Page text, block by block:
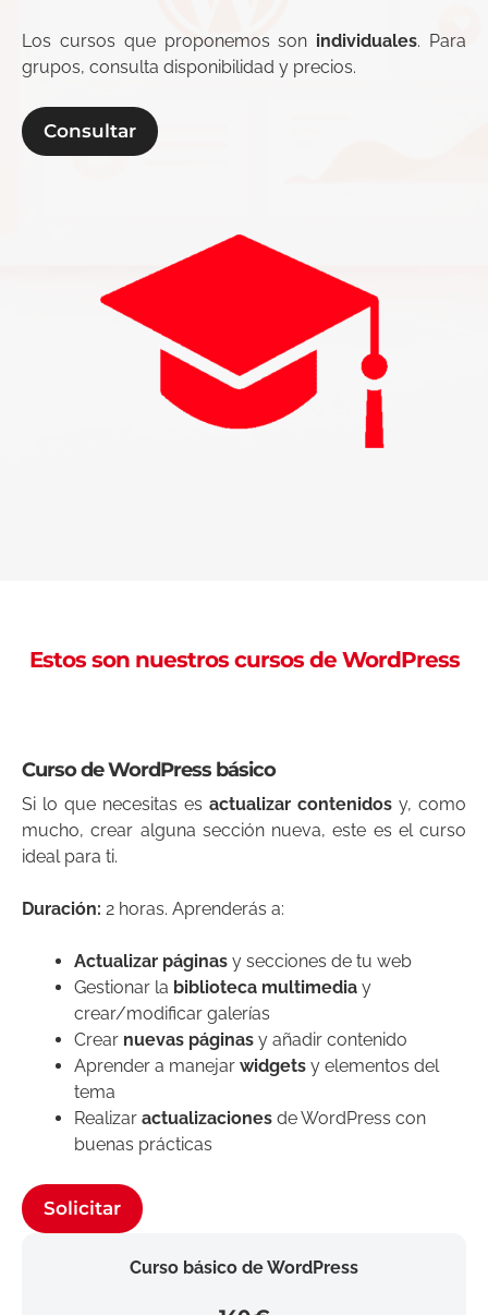
Los cursos que proponemos son individuales. Para
grupos, consulta disponibilidad y precios.
Consultar
Estos son nuestros cursos de WordPress
Curso de WordPress básico
Si lo que necesitas es actualizar contenidos y, como
mucho, crear alguna sección nueva, este es el curso
ideal para ti.
Duración: 2 horas. Aprenderás a:
Actualizar páginas y secciones de tu web
Gestionar la biblioteca multimedia y
crear/modificar galerías
Crear nuevas páginas y añadir contenido
Aprender a manejar widgets y elementos del
tema
Realizar actualizaciones de WordPress con
buenas prácticas
Solicitar
Curso básico de WordPress